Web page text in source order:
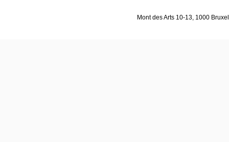
Mont des Arts 10-13, 1000